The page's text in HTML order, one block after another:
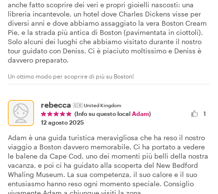
anche fatto scoprire dei veri e propri gioielli nascosti: una
libreria incantevole, un hotel dove Charles Dickens visse per
diversi anni e dove abbiamo assaggiato la vera Boston Cream
Pie, e la strada più antica di Boston (pavimentata in ciottoli).
Solo alcuni dei luoghi che abbiamo visitato durante il nostro
tour guidato con Deniss. Ci è piaciuto moltissimo e Deniss è
davvero preparato.
Un ottimo modo per scoprire di più su Boston!
rebecca 🇬🇧United Kingdom
(Info su questo local Adam)
12 agosto 2025
1
Adam è una guida turistica meravigliosa che ha reso il nostro
viaggio a Boston davvero memorabile. Ci ha portato a vedere
le balene da Cape Cod, uno dei momenti più belli della nostra
vacanza, e poi ci ha guidato alla scoperta del New Bedford
Whaling Museum. La sua competenza, il suo calore e il suo
entusiasmo hanno reso ogni momento speciale. Consiglio